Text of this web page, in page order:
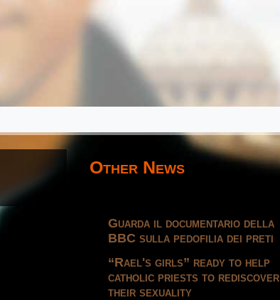
Other News
Guarda il documentario della
BBC sulla pedofilia dei preti
“Rael's girls” ready to help
catholic priests to rediscover
their sexuality